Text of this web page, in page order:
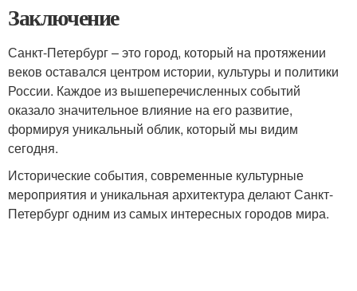
Заключение
Санкт-Петербург – это город, который на протяжении
веков оставался центром истории, культуры и политики
России. Каждое из вышеперечисленных событий
оказало значительное влияние на его развитие,
формируя уникальный облик, который мы видим
сегодня.
Исторические события, современные культурные
мероприятия и уникальная архитектура делают Санкт-
Петербург одним из самых интересных городов мира.